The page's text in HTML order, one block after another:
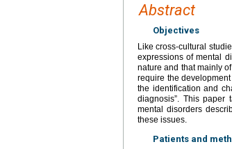
Abstract
Objectives
Like cross-cultural
expressions of mental
nature and that mainly
require the
the identification and
diagnosis”. This paper
mental disorders
these issues.
Patients and